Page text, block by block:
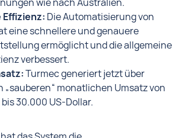
wie nach Australien.
Die Automatisierung von
eine schnellere und genauere
ermöglicht und die allgemeine
verbessert.
Turmec generiert jetzt über
„sauberen“ monatlichen Umsatz von
30.000 US-Dollar.